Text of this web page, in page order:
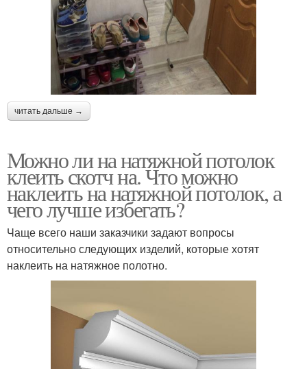
читать дальше →
Можно ли на натяжной потолок
клеить скотч на. Что можно
наклеить на натяжной потолок, а
чего лучше избегать?
Чаще всего наши заказчики задают вопросы
относительно следующих изделий, которые хотят
наклеить на натяжное полотно.